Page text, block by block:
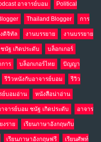
อาจารย์บอม Political
Thailand Blogger การ
ดิจิทัล งานบรรยาย งานบรรยาย
ชนัฐ เกิดประดับ บล็อกเกอร์
การ บล็อกเกอร์ไทย ปัญญา
รีวิวหนังกับอาจารย์บอม รีวิว
ย์บอมอ่าน หนังสือน่าอ่าน
าจารย์บอม ชนัฐ เกิดประดับ อาจาร
งราย เรียนภาษาอังกฤษกับ
เรียนภาษาอังกฤษฟรี เรียนศัพท์